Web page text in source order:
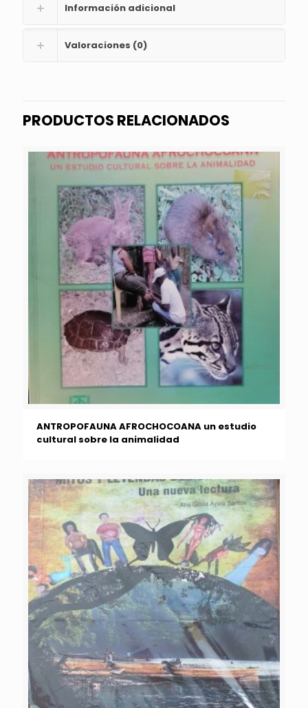
Información adicional
Valoraciones (0)
PRODUCTOS RELACIONADOS
ANTROPOFAUNA AFROCHOCOANA un estudio
cultural sobre la animalidad